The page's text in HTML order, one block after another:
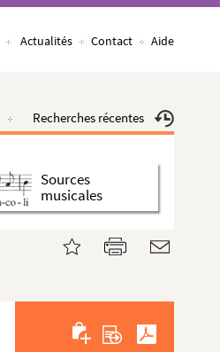
Actualités Contact Aide
Recherches récentes
Sources
musicales